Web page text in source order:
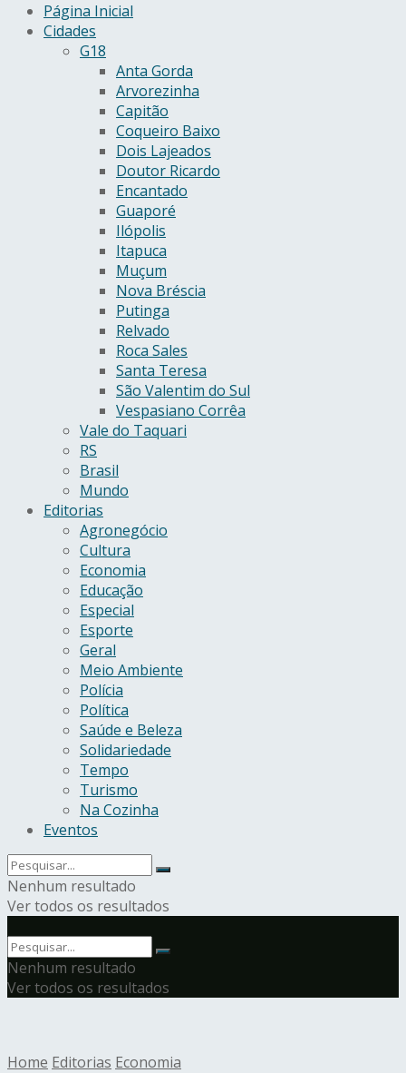
Página Inicial
Cidades
G18
Anta Gorda
Arvorezinha
Capitão
Coqueiro Baixo
Dois Lajeados
Doutor Ricardo
Encantado
Guaporé
Ilópolis
Itapuca
Muçum
Nova Bréscia
Putinga
Relvado
Roca Sales
Santa Teresa
São Valentim do Sul
Vespasiano Corrêa
Vale do Taquari
RS
Brasil
Mundo
Editorias
Agronegócio
Cultura
Economia
Educação
Especial
Esporte
Geral
Meio Ambiente
Polícia
Política
Saúde e Beleza
Solidariedade
Tempo
Turismo
Na Cozinha
Eventos
Nenhum resultado
Ver todos os resultados
Nenhum resultado
Ver todos os resultados
Home Editorias Economia